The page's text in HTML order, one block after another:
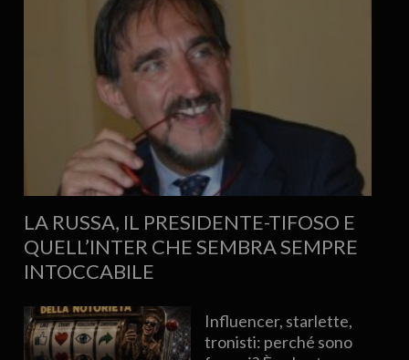
LA RUSSA, IL PRESIDENTE-TIFOSO E
QUELL’INTER CHE SEMBRA SEMPRE
INTOCCABILE
Influencer, starlette,
tronisti: perché sono